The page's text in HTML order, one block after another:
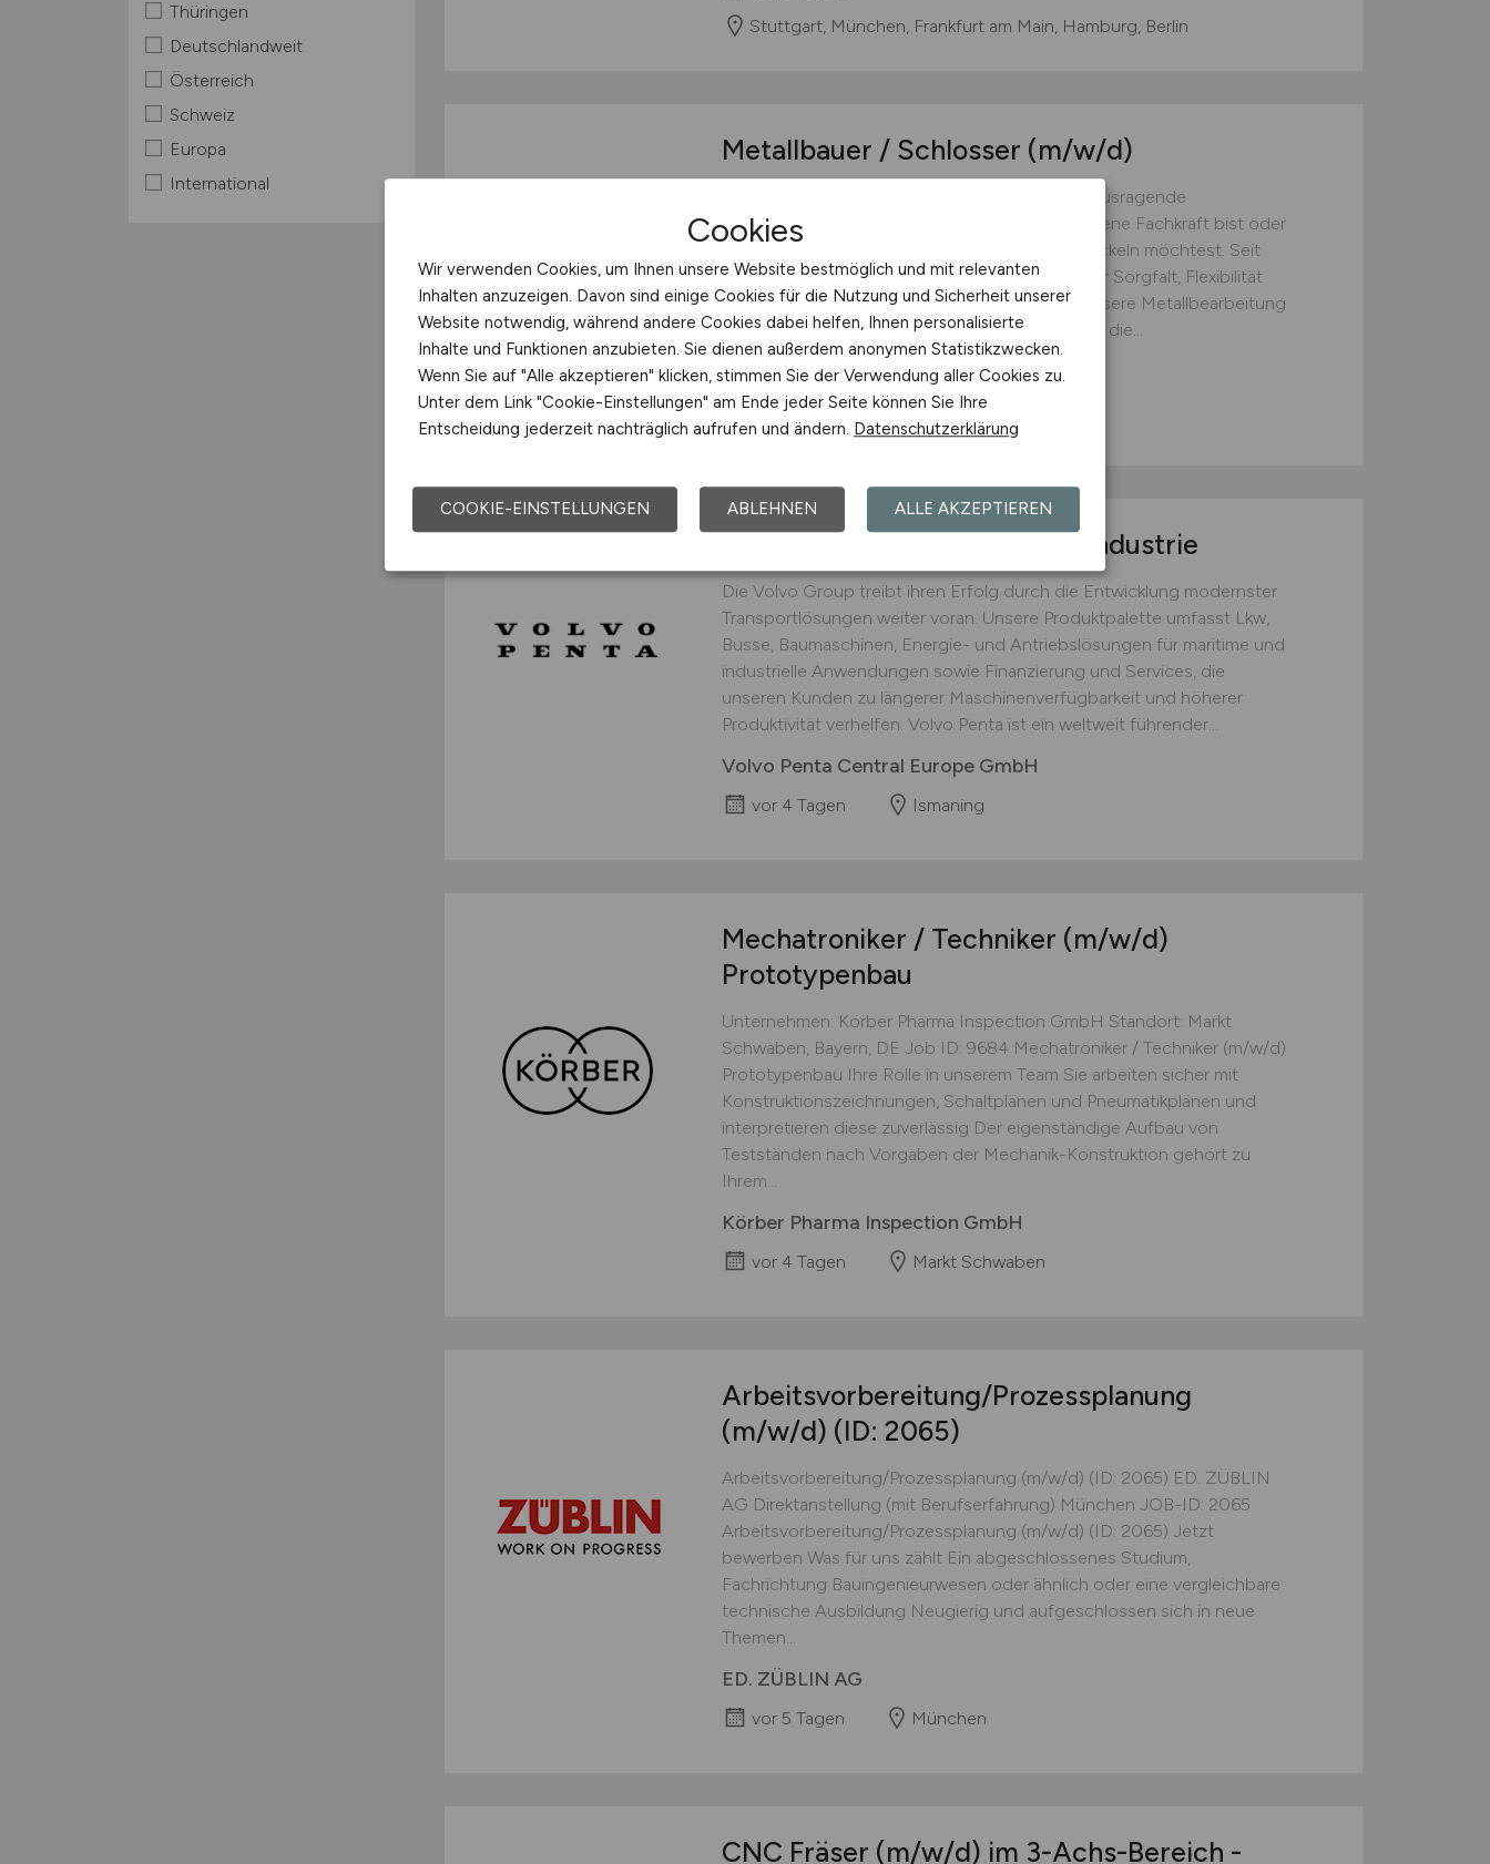
Thüringen
Deutschlandweit
Österreich
Schweiz
Europa
International
Stuttgart, München, Frankfurt am Main, Hamburg, Berlin
Metallbauer / Schlosser (m/w/d)
Metallbauer / Schlosser (m/w/d) Wir bieten herausragende
Karrieremöglichkeiten. Egal, ob du bereits erfahrene Fachkraft bist oder
dich in einem neuen Arbeitsbereich weiterentwickeln möchtest. Seit
über sechs Jahrzehnten leben wir eine Kultur der Sorgfalt, Flexibilität
und Verlässlichkeit in unserem Unternehmen. Unsere Metallbearbeitung
bietet ein breites Spektrum an Möglichkeiten für die...
Högel Studio-Technik GmbH
vor 3 Tagen Unterschleißheim
Business Controller(m/w/d) Industrie
Die Volvo Group treibt ihren Erfolg durch die Entwicklung modernster
Transportlösungen weiter voran. Unsere Produktpalette umfasst Lkw,
Busse, Baumaschinen, Energie- und Antriebslösungen für maritime und
industrielle Anwendungen sowie Finanzierung und Services, die
unseren Kunden zu längerer Maschinenverfügbarkeit und höherer
Produktivität verhelfen. Volvo Penta ist ein weltweit führender...
Volvo Penta Central Europe GmbH
vor 4 Tagen Ismaning
Mechatroniker / Techniker (m/w/d)
Prototypenbau
Unternehmen: Körber Pharma Inspection GmbH Standort: Markt
Schwaben, Bayern, DE Job ID: 9684 Mechatroniker / Techniker (m/w/d)
Prototypenbau Ihre Rolle in unserem Team Sie arbeiten sicher mit
Konstruktionszeichnungen, Schaltplänen und Pneumatikplänen und
interpretieren diese zuverlässig Der eigenständige Aufbau von
Testständen nach Vorgaben der Mechanik-Konstruktion gehört zu
Ihrem...
Körber Pharma Inspection GmbH
vor 4 Tagen Markt Schwaben
Arbeitsvorbereitung/Prozessplanung
(m/w/d) (ID: 2065)
Arbeitsvorbereitung/Prozessplanung (m/w/d) (ID: 2065) ED. ZÜBLIN
AG Direktanstellung (mit Berufserfahrung) München JOB-ID: 2065
Arbeitsvorbereitung/Prozessplanung (m/w/d) (ID: 2065) Jetzt
bewerben Was für uns zählt Ein abgeschlossenes Studium,
Fachrichtung Bauingenieurwesen oder ähnlich oder eine vergleichbare
technische Ausbildung Neugierig und aufgeschlossen sich in neue
Themen...
ED. ZÜBLIN AG
vor 5 Tagen München
CNC Fräser (m/w/d) im 3-Achs-Bereich -
Cookies
Wir verwenden Cookies, um Ihnen unsere Website bestmöglich und mit relevanten
Inhalten anzuzeigen. Davon sind einige Cookies für die Nutzung und Sicherheit unserer
Website notwendig, während andere Cookies dabei helfen, Ihnen personalisierte
Inhalte und Funktionen anzubieten. Sie dienen außerdem anonymen Statistikzwecken.
Wenn Sie auf "Alle akzeptieren" klicken, stimmen Sie der Verwendung aller Cookies zu.
Unter dem Link "Cookie-Einstellungen" am Ende jeder Seite können Sie Ihre
Entscheidung jederzeit nachträglich aufrufen und ändern. Datenschutzerklärung
COOKIE-EINSTELLUNGEN ABLEHNEN ALLE AKZEPTIEREN